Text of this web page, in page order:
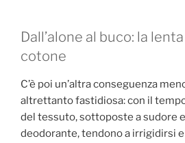
Dall’alone al buco: la
cotone
C’è poi un’altra conseguenza
altrettanto fastidiosa: con il
del tessuto, sottoposte a sudore
deodorante, tendono a irrigidirsi